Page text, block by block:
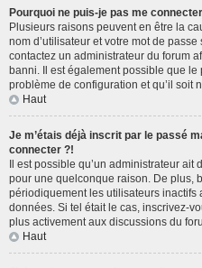
Pourquoi ne puis-je pas me
Plusieurs raisons peuvent en être la
nom d’utilisateur et votre mot de
contactez un administrateur du forum
banni. Il est également possible que
problème de configuration et qu’il soit
Haut
Je m’étais déjà inscrit par le passé
connecter ?!
Il est possible qu’un administrateur
pour une quelconque raison. De plus,
périodiquement les utilisateurs
données. Si tel était le cas, inscrivez-
plus activement aux discussions du
Haut